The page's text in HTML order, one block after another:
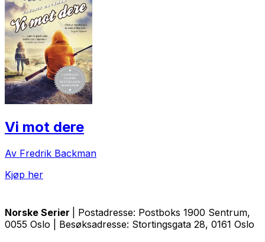
Vi mot dere
Av Fredrik Backman
Kjøp her
Norske Serier
| Postadresse: Postboks 1900 Sentrum,
0055 Oslo | Besøksadresse: Stortingsgata 28, 0161 Oslo